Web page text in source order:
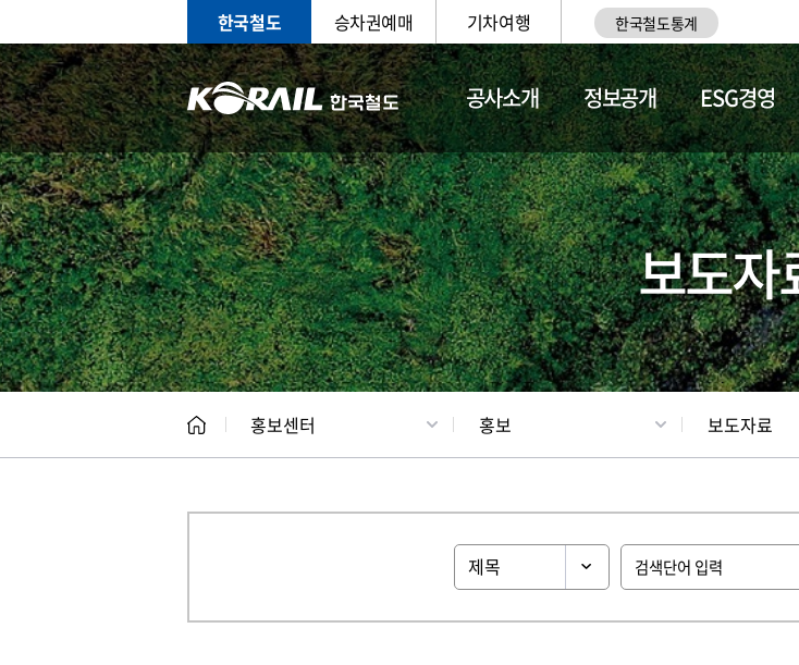
한국철도 승차권예매 기차여행 한국철도통계
공사소개 정보공개 ESG경영
홍보 문화사업 갤러리
보도자
홍보센터 홍보 보도자료